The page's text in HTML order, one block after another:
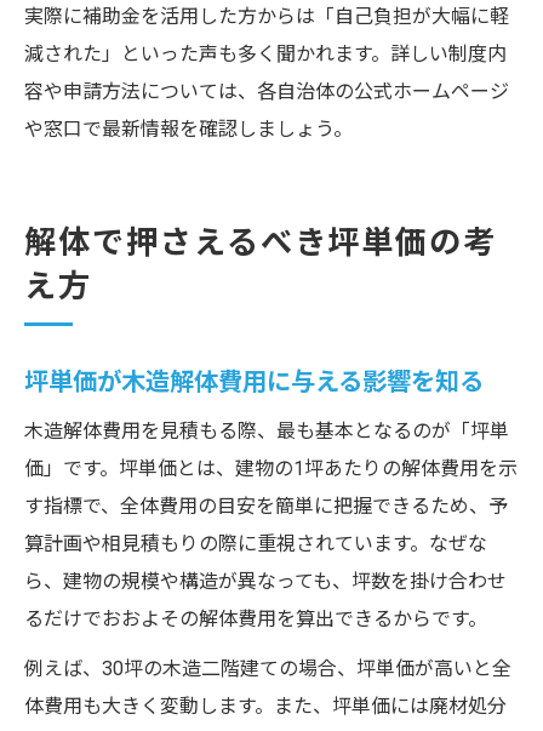
実際に補助金を活用した方からは「自己負担が大幅に軽
減された」といった声も多く聞かれます。詳しい制度内
容や申請方法については、各自治体の公式ホームページ
や窓口で最新情報を確認しましょう。
解体で押さえるべき坪単価の考
え方
坪単価が木造解体費用に与える影響を知る
木造解体費用を見積もる際、最も基本となるのが「坪単
価」です。坪単価とは、建物の1坪あたりの解体費用を示
す指標で、全体費用の目安を簡単に把握できるため、予
算計画や相見積もりの際に重視されています。なぜな
ら、建物の規模や構造が異なっても、坪数を掛け合わせ
るだけでおおよその解体費用を算出できるからです。
例えば、30坪の木造二階建ての場合、坪単価が高いと全
体費用も大きく変動します。また、坪単価には廃材処分